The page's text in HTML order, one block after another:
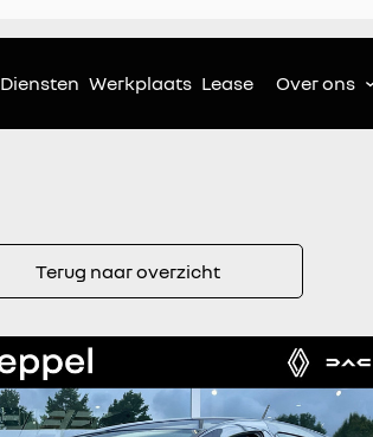
Diensten Werkplaats Lease Over ons
Terug naar overzicht